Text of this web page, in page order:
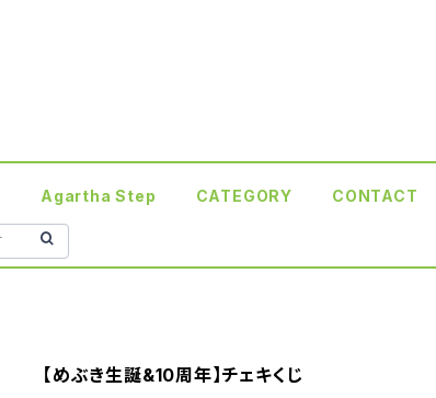
Agartha Step CATEGORY CONTACT
【めぶき生誕&10周年】チェキくじ